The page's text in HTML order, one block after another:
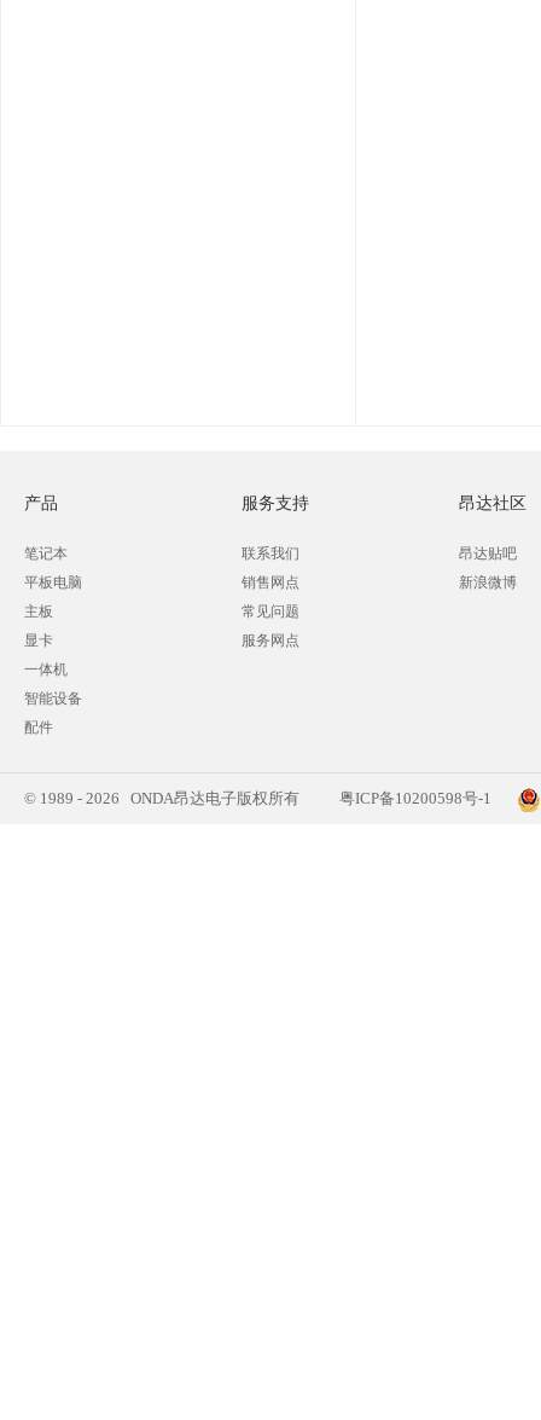
产品
笔记本
平板电脑
主板
显卡
一体机
智能设备
配件
服务支持
联系我们
销售网点
常见问题
服务网点
昂达社区
昂达贴吧
新浪微博
© 1989 - 2026 ONDA昂达电子版权所有 粤ICP备10200598号-1